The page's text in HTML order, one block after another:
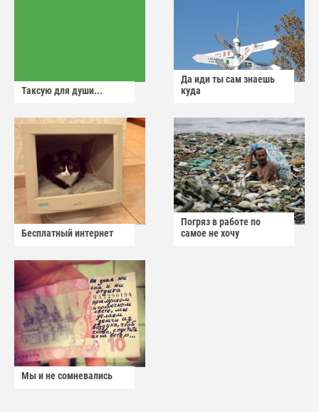
Таксую для души...
Да иди ты сам знаешь
куда
Бесплатный интернет
Погряз в работе по
самое не хочу
Мы и не сомневались